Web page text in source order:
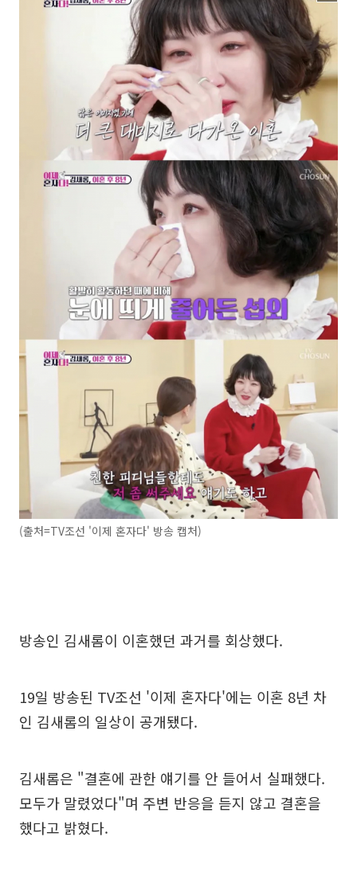
(출처=TV조선 '이제 혼자다' 방송 캡처)
방송인 김새롬이 이혼했던 과거를 회상했다.
19일 방송된 TV조선 '이제 혼자다'에는 이혼 8년 차
인 김새롬의 일상이 공개됐다.
김새롬은 "결혼에 관한 얘기를 안 들어서 실패했다.
모두가 말렸었다"며 주변 반응을 듣지 않고 결혼을
했다고 밝혔다.